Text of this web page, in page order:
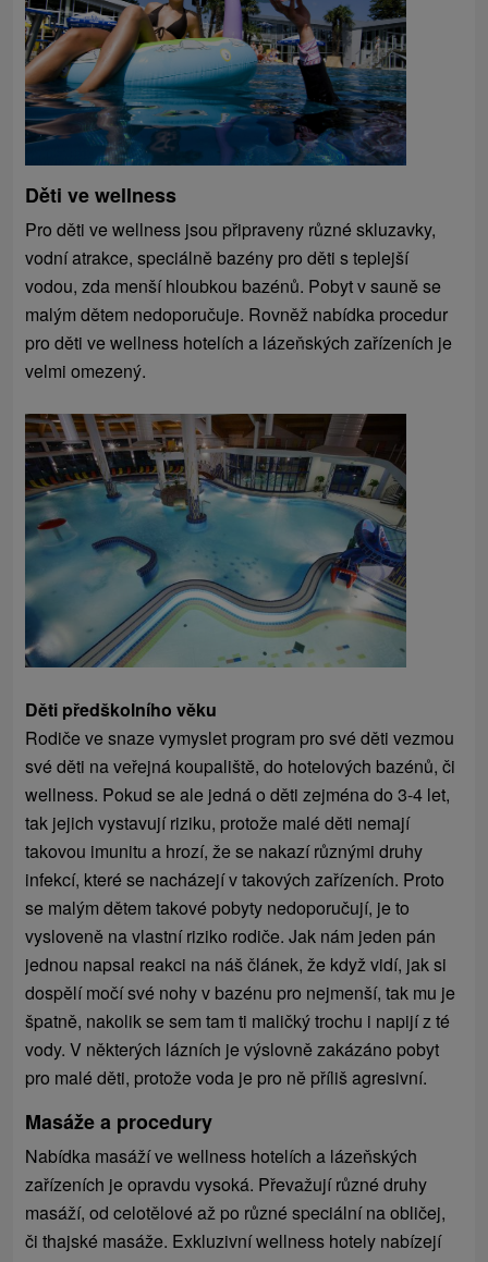
Děti ve wellness
Pro děti ve wellness jsou připraveny různé skluzavky,
vodní atrakce, speciálně bazény pro děti s teplejší
vodou, zda menší hloubkou bazénů. Pobyt v sauně se
malým dětem nedoporučuje. Rovněž nabídka procedur
pro děti ve wellness hotelích a lázeňských zařízeních je
velmi omezený.
Děti předškolního věku
Rodiče ve snaze vymyslet program pro své děti vezmou
své děti na veřejná koupaliště, do hotelových bazénů, či
wellness. Pokud se ale jedná o děti zejména do 3-4 let,
tak jejich vystavují riziku, protože malé děti nemají
takovou imunitu a hrozí, že se nakazí různými druhy
infekcí, které se nacházejí v takových zařízeních. Proto
se malým dětem takové pobyty nedoporučují, je to
vysloveně na vlastní riziko rodiče. Jak nám jeden pán
jednou napsal reakci na náš článek, že když vidí, jak si
dospělí močí své nohy v bazénu pro nejmenší, tak mu je
špatně, nakolik se sem tam ti maličký trochu i napijí z té
vody. V některých lázních je výslovně zakázáno pobyt
pro malé děti, protože voda je pro ně příliš agresivní.
Masáže a procedury
Nabídka masáží ve wellness hotelích a lázeňských
zařízeních je opravdu vysoká. Převažují různé druhy
masáží, od celotělové až po různé speciální na obličej,
či thajské masáže. Exkluzivní wellness hotely nabízejí